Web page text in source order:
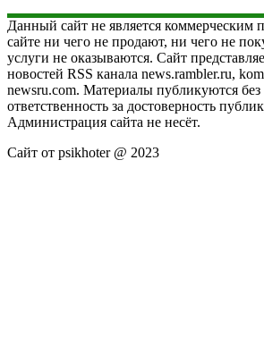
Данный сайт не является коммерческим
сайте ни чего не продают, ни чего не
услуги не оказываются. Сайт
новостей RSS канала news.rambler.ru,
newsru.com. Материалы публикуются без
ответственность за достоверность
Администрация сайта не несёт.
Сайт от psikhoter @ 2023